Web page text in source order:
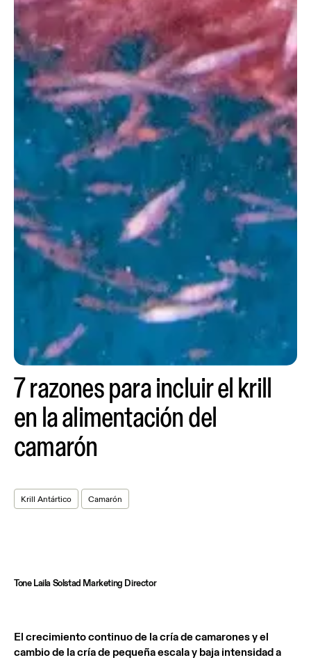
7 razones para incluir el krill
en la alimentación del
camarón
Krill Antártico Camarón
Tone Laila Solstad Marketing Director
El crecimiento continuo de la cría de camarones y el
cambio de la cría de pequeña escala y baja intensidad a